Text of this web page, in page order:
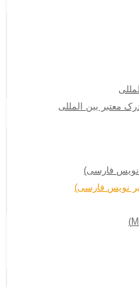
معتبر بین المللی
نویس فارسی)
نویس فارسی)